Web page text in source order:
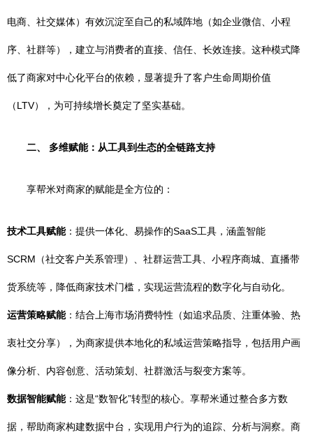
电商、社交媒体）有效沉淀至自己的私域阵地（如企业微信、小程
序、社群等），建立与消费者的直接、信任、长效连接。这种模式降
低了商家对中心化平台的依赖，显著提升了客户生命周期价值
（LTV），为可持续增长奠定了坚实基础。
二、 多维赋能：从工具到生态的全链路支持
享帮米对商家的赋能是全方位的：
技术工具赋能：提供一体化、易操作的SaaS工具，涵盖智能
SCRM（社交客户关系管理）、社群运营工具、小程序商城、直播带
货系统等，降低商家技术门槛，实现运营流程的数字化与自动化。
运营策略赋能：结合上海市场消费特性（如追求品质、注重体验、热
衷社交分享），为商家提供本地化的私域运营策略指导，包括用户画
像分析、内容创意、活动策划、社群激活与裂变方案等。
数据智能赋能：这是“数智化”转型的核心。享帮米通过整合多方数
据，帮助商家构建数据中台，实现用户行为的追踪、分析与洞察。商